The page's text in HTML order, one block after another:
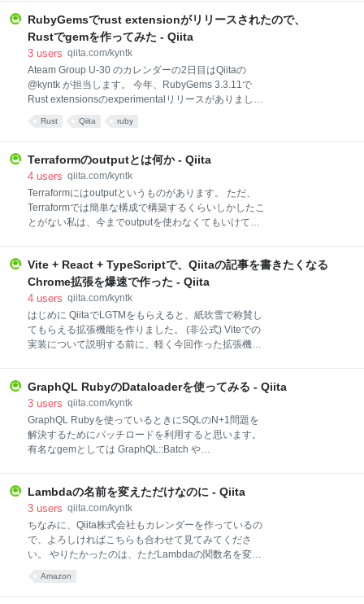
RubyGemsでrust extensionがリリースされたので、
Rustでgemを作ってみた - Qiita
3 users qiita.com/kyntk
Ateam Group U-30 のカレンダーの2日目はQiitaの
@kyntk が担当します。 今年、RubyGems 3.3.11で
Rust extensionsのexperimentalリリースがありまし
CargoBuilderが実装され、Cargo.tomlファイルを見つ
た。 今まではRust用にビルドの設定をする必要があっ
たのですが、かんたんにビルドができるようになりま
した。 ちょうど、Qiita社でもRustを使う機会がありそ
うだったので、勉強がてらRustでgemを作成してみま
した。
Rust Qiita ruby
Terraformのoutputとは何か - Qiita
4 users qiita.com/kyntk
Terraformにはoutputというものがあります。 ただ、
Terraformでは簡単な構成で構築するくらいしかしたこ
とがない私は、今までoutputを使わなくてもいけてい
について調べてまとめてみました。 Output について
Terraformのドキュメントを見るとユースケースとして
以下の3点が挙げられています。 A child module can
use outputs to expose a subset of its resource
attributes to a parent module. A root module can use
outputs to print certain values in the CLI output after
Vite + React + TypeScriptで、Qiitaの記事を書きたくなる
Chrome拡張を爆速で作った - Qiita
4 users qiita.com/kyntk
はじめに QiitaでLGTMをもらえると、紙吹雪で称賛し
てもらえる拡張機能を作りました。 (非公式) Viteでの
実装について説明する前に、軽く今回作った拡張機能
pic.twitter.com/8gbIz1pyeN — 金子 優斗 / Qiita
(@kyntk_1128) April 11, 2022 長い時間と労力をかけ
て記事を投稿したものの、思ったよりもバズらず、悲
しい思いをしたことがある人は多いと思います。 そこ
で、この拡張を使えば、1LGTMつくだけで、盛大に終
バズリしたり、たくさんのLGTMがついたりしなくて
も、また次に記事を書きたいと思えるでしょう。 ま
た、もしも多くの人に見てもらい、たくさ
GraphQL RubyのDataloaderを使ってみる - Qiita
3 users qiita.com/kyntk
GraphQL Rubyを使っているときにSQLのN+1問題を
解決するためにバッチロードを利用すると思います。
有名なgemとしては GraphQL::Batch や
年から更新されていないようなのと、去年GraphQL
Ruby自体にDataloaderが入ったので今回はこちらを触
ってみました。 GraphQL::Dataloader の概要 ドキュメ
ントはこちらです。 GraphQL::Dataloaderはデータベ
ースアクセスを効率的に行うためのツールで、Rubyの
もサポートしているようです。影響を受けたものとし
Lambdaの名前を変えただけなのに - Qiita
3 users qiita.com/kyntk
ちなみに、Qiita株式会社もカレンダーを作っているの
で、よろしければこちらも合わせて見てみてくださ
い。 やりたかったのは、ただLambdaの関数名を変え
Amazon